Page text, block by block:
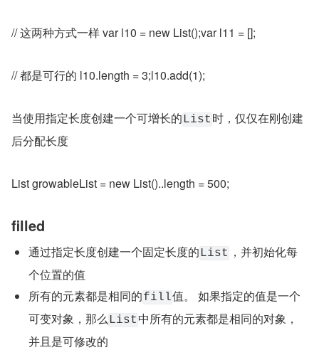
// 这两种方式一样 var l10 = new List();var l11 = [];
// 都是可行的 l10.length = 3;l10.add(1);
当使用指定长度创建一个可增长的List 时，仅仅在刚创建
后分配长度
List growableList = new List()..length = 500;
filled
通过指定长度创建一个固定长度的List ，并初始化每
个位置的值
所有的元素都是相同的fill值。 如果指定的值是一个
可变对象，那么List 中所有的元素都是相同的对象，
并且是可修改的